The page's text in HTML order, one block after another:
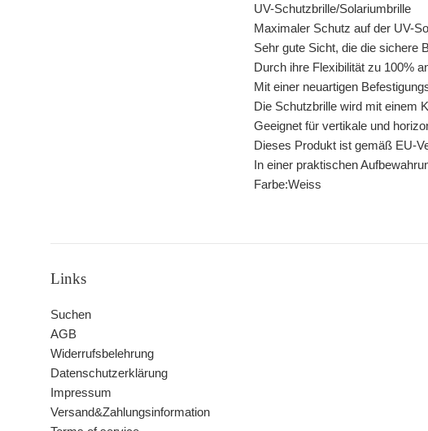
UV-Schutzbrille/Solariumbrille
Maximaler Schutz auf der UV-
Sehr gute Sicht, die die sichere
Durch ihre Flexibilität zu 100%
Mit einer neuartigen
Die Schutzbrille wird mit einem
Geeignet für vertikale und
Dieses Produkt ist gemäß EU-
In einer praktischen
Farbe:Weiss
Links
Suchen
AGB
Widerrufsbelehrung
Datenschutzerklärung
Impressum
Versand&Zahlungsinformation